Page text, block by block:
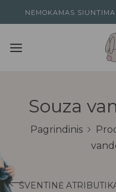
NEMOKAMAS
Souza
Pagrindinis
ŠVENTINĖ